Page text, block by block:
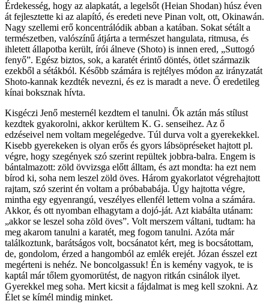
Érdekesség, hogy az alapkatát, a legelsőt (Heian Shodan) húsz éven
át fejlesztette ki az alapító, és eredeti neve Pinan volt, ott, Okinawán.
Nagy szellemi erő koncentrálódik abban a katában. Sokat sétált a
természetben, valószínű átjárta a természet hangulata, ritmusa, és
ihletett állapotba került, írói álneve (Shoto) is innen ered, „Suttogó
fenyő”. Egész biztos, sok, a karatét érintő döntés, ötlet származik
ezekből a sétákból. Később számára is rejtélyes módon az irányzatát
Shoto-kannak kezdték nevezni, és ez is maradt a neve. Ő eredetileg
kínai boksznak hívta.
Kisgéczi Jenő mesternél kezdtem el tanulni. Ők aztán más stílust
kezdtek gyakorolni, akkor kerültem K. G. senseihez. Az ő
edzéseivel nem voltam megelégedve. Túl durva volt a gyerekekkel.
Kisebb gyerekeken is olyan erős és gyors lábsöpréseket hajtott pl.
végre, hogy szegények szó szerint repültek jobbra-balra. Engem is
bántalmazott: zöld övvizsga előtt álltam, és azt mondta: ha ezt nem
bírod ki, soha nem leszel zöld öves. Három gyakorlatot végrehajtott
rajtam, szó szerint én voltam a próbababája. Úgy hajtotta végre,
mintha egy egyenrangú, veszélyes ellenfél lettem volna a számára.
Akkor, és ott nyomban elhagytam a dojó-ját. Azt kiabálta utánam:
„akkor se leszel soha zöld öves”. Volt merszem váltani, tudtam: ha
meg akarom tanulni a karatét, meg fogom tanulni. Azóta már
találkoztunk, barátságos volt, bocsánatot kért, meg is bocsátottam,
de, gondolom, érzed a hangomból az emlék erejét. Józan ésszel ezt
megérteni is nehéz. Ne boncolgassuk! Én is kemény vagyok, te is
kaptál már tőlem gyomorütést, de nagyon ritkán csinálok ilyet.
Gyerekkel meg soha. Mert kicsit a fájdalmat is meg kell szokni. Az
Élet se kímél mindig minket.